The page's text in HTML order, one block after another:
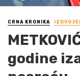
CRNA KRONIKA
godine